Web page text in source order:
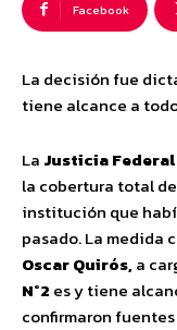
Facebook
La decisión fue
tiene alcance a
La Justicia Federal
la cobertura total
institución que
pasado. La medida
Oscar Quirós,a
N°2 es y tiene
confirmaron